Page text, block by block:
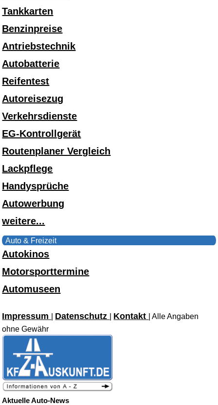
Tankkarten
Benzinpreise
Antriebstechnik
Autobatterie
Reifentest
Autoreisezug
Verkehrsdienste
EG-Kontrollgerät
Routenplaner Vergleich
Lackpflege
Handysprüche
Autowerbung
weitere...
Auto & Freizeit
Autokinos
Motorsporttermine
Automuseen
Impressum Datenschutz Kontakt
| Alle Angaben
ohne Gewähr
Aktuelle Auto-News